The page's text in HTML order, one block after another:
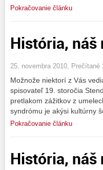
Pokračovanie článku
História, náš
25. novembra 2010, Prečítané
Možnože niektorí z Vás
spisovateľ 19. storočia
pretlakom zážitkov z
syndrómu je akýsi kultúrny
Pokračovanie článku
História,